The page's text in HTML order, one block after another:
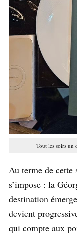
Tout les soirs un
Au terme de cette
s’impose : la
destination
devient
qui compte aux